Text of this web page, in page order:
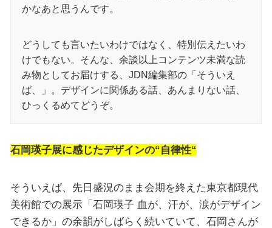
かなあと思うんです。
どうしても言いたいわけではなく、特別伝えたいわ
けでもない。そんな、余談以上コンテンツ未満な読
み物としてお届けする、JDN編集部の「そういえ
ば、」。デザインに関係ある話、あんまりない話、
ひっくるめてどうぞ。
石岡瑛子展に感じたデザインの“自律性“
そういえば、先日盛況のまま会期を終えた東京都現代
美術館での展示「石岡瑛子 血が、汗が、涙がデザイン
できるか」の余韻がしばらく続いていて、石岡さんが